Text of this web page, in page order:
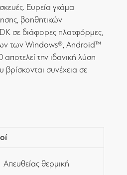
Ευρεία γκάμα
βοηθητικών
σε διάφορες πλατφόρμες,
των Windows®, Android™
την ιδανική λύση
βρίσκονται συνέχεια σε
Απευθείας θερμική